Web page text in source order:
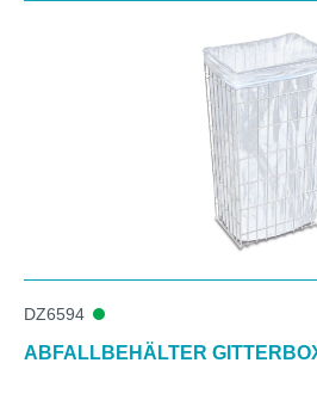
DZ6594
ABFALLBEHÄLTER